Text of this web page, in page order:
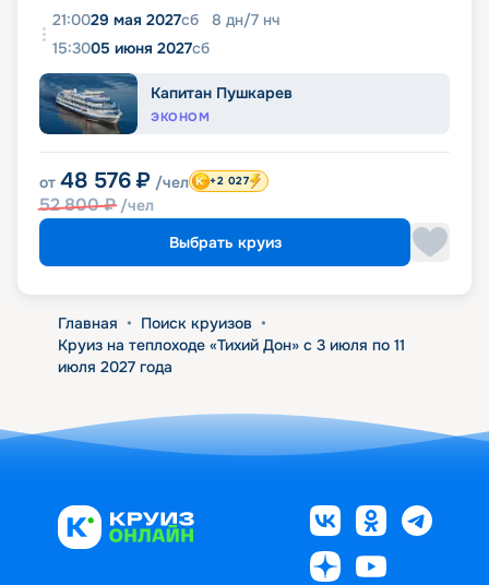
21:0029 мая 2027сб 8 дн/7 нч
15:3005 июня 2027сб
Капитан Пушкарев
ЭКОНОМ
от 48 576 ₽ /чел
52 800₽ /чел
+2 027
Выбрать круиз
Главная • Поиск круизов •
Круиз на теплоходе «Тихий Дон» с 3 июля по 11
июля 2027 года